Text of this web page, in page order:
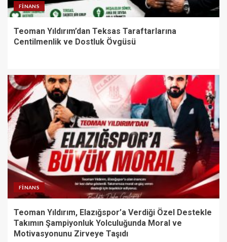
FINANS
Teoman Yıldırım’dan Teksas Taraftarlarına
Centilmenlik ve Dostluk Övgüsü
FINANS
Teoman Yıldırım, Elazığspor’a Verdiği Özel Destekle
Takımın Şampiyonluk Yolculuğunda Moral ve
Motivasyonunu Zirveye Taşıdı